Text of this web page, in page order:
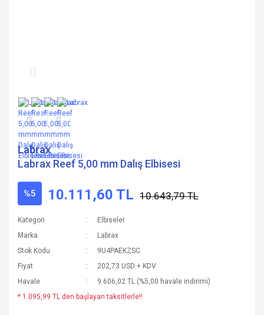
Labrax
Labrax Reef 5,00 mm Dalış Elbisesi
%5 10.111,60 TL 10.643,79 TL
Kategori
Elbiseler
Marka
Labrax
Stok Kodu
9U4PAEKZSC
Fiyat
202,73 USD + KDV
Havale
9.606,02 TL (%5,00 havale indirimi)
* 1.095,99 TL den başlayan taksitlerle!!